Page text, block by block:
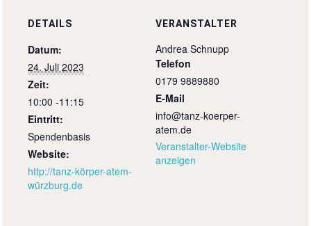
DETAILS
Datum:
24. Juli 2023
Zeit:
10:00 -11:15
Eintritt:
Spendenbasis
Website:
http://tanz-körper-atem-
würzburg.de
VERANSTALTER
Andrea Schnupp
Telefon
0179 9889880
E-Mail
info@tanz-koerper-
atem.de
Veranstalter-Website
anzeigen